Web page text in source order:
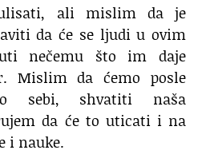
ali mislim da je
da će se ljudi u ovim
nečemu što im daje
Mislim da ćemo posle
sebi, shvatiti naša
da će to uticati i na
i nauke.